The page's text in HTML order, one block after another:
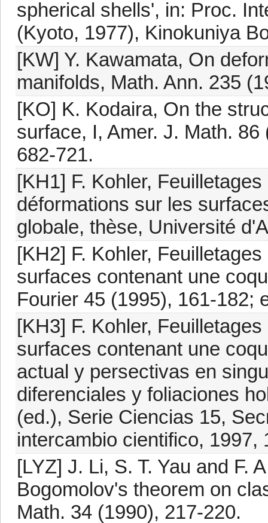
spherical shells', in: Proc.
(Kyoto, 1977), Kinokuniya
[KW] Y. Kawamata, On
manifolds, Math. Ann. 235
[KO] K. Kodaira, On the
surface, I, Amer. J. Math.
682-721.
[KH1] F. Kohler,
déformations sur les
globale, thèse, Université
[KH2] F. Kohler,
surfaces contenant une
Fourier 45 (1995), 161-182;
[KH3] F. Kohler,
surfaces contenant une
actual y persectivas en
diferenciales y foliaciones
(ed.), Serie Ciencias 15,
intercambio cientifico, 1997,
[LYZ] J. Li, S. T. Yau and F.
Bogomolov's theorem on
Math. 34 (1990), 217-220.